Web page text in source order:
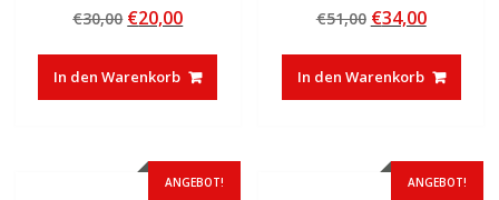
€30,00 Ursprünglicher
war:
€30,00
€20,00Aktueller
ist:
€20,00.
In den Warenkorb
€51,00 Ursprünglicher
war:
€51,00
€34,00
ist:
€34,00.
In den Warenkorb
ANGEBOT! ANGEBOT!